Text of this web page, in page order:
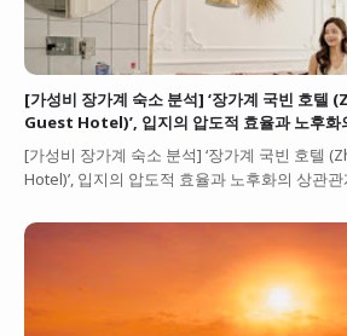
[가성비 장가계 숙소 분석] ‘장가계 국빈 호
Guest Hotel)’, 입지의 압도적 효율과 노후화
[가성비 장가계 숙소 분석] ‘장가계 국빈 호텔
Hotel)’, 입지의 압도적 효율과 노후화의 상관